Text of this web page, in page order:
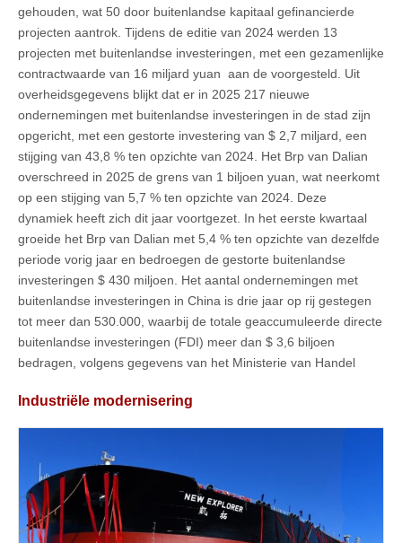
gehouden, wat 50 door buitenlandse kapitaal gefinancierde
projecten aantrok. Tijdens de editie van 2024 werden 13
projecten met buitenlandse investeringen, met een gezamenlijke
contractwaarde van 16 miljard yuan aan de voorgesteld. Uit
overheidsgegevens blijkt dat er in 2025 217 nieuwe
ondernemingen met buitenlandse investeringen in de stad zijn
opgericht, met een gestorte investering van $ 2,7 miljard, een
stijging van 43,8 % ten opzichte van 2024. Het Brp van Dalian
overschreed in 2025 de grens van 1 biljoen yuan, wat neerkomt
op een stijging van 5,7 % ten opzichte van 2024. Deze
dynamiek heeft zich dit jaar voortgezet. In het eerste kwartaal
groeide het Brp van Dalian met 5,4 % ten opzichte van dezelfde
periode vorig jaar en bedroegen de gestorte buitenlandse
investeringen $ 430 miljoen. Het aantal ondernemingen met
buitenlandse investeringen in China is drie jaar op rij gestegen
tot meer dan 530.000, waarbij de totale geaccumuleerde directe
buitenlandse investeringen (FDI) meer dan $ 3,6 biljoen
bedragen, volgens gegevens van het Ministerie van Handel
Industriële modernisering